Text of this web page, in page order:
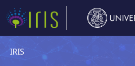
IRIS